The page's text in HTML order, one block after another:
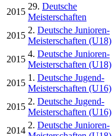
2015
29. Deutsche
Meisterschaften
2015
2. Deutsche Junioren-
Meisterschaften (U18)
2015
4. Deutsche Junioren-
Meisterschaften (U18)
2015
1. Deutsche Jugend-
Meisterschaften (U16)
2015
2. Deutsche Jugend-
Meisterschaften (U16)
2014
2. Deutsche Junioren-